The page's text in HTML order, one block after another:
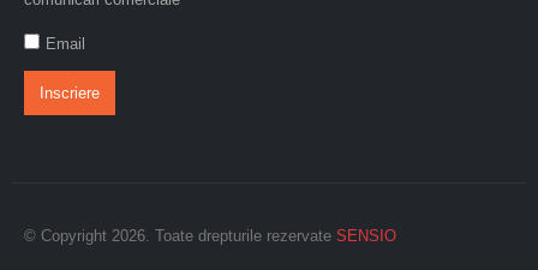
Email
© Copyright 2026. Toate drepturile rezervate SENSIO